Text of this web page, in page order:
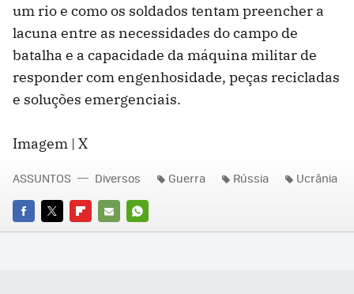
um rio e como os soldados tentam preencher a
lacuna entre as necessidades do campo de
batalha e a capacidade da máquina militar de
responder com engenhosidade, peças recicladas
e soluções emergenciais.
Imagem | X
FACEBOOK
TWITTERFLIPBOARD
E-
WHATSAPP
ASSUNTOS Diversos Guerra Rússia Ucrânia